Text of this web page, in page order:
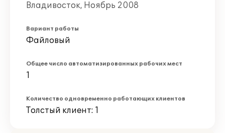
Владивосток, Ноябрь 2008
Вариант работы
Файловый
Общее число автоматизированных рабочих мест
1
Количество одновременно работающих клиентов
Толстый клиент: 1